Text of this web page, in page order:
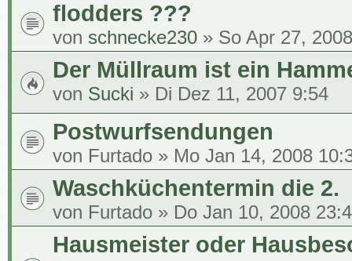
flodders ???
von schnecke230 » So Apr 27,
Der Müllraum ist ein
von Sucki » Di Dez 11, 2007 9:54
Postwurfsendungen
von Furtado » Mo Jan 14, 2008
Waschküchentermin die 2.
von Furtado » Do Jan 10, 2008
Hausmeister oder